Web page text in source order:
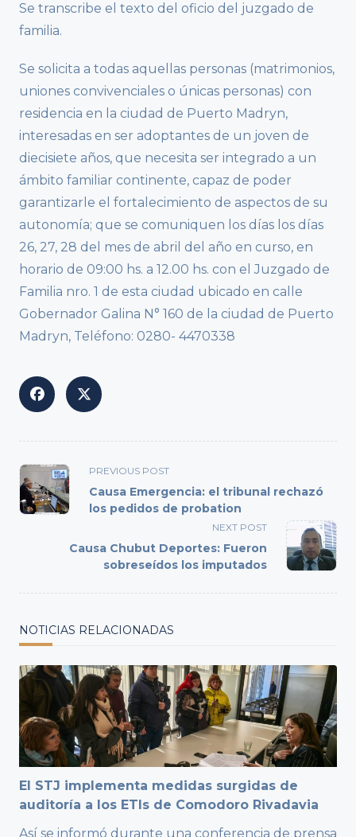
Se transcribe el texto del oficio del juzgado de
familia.
Se solicita a todas aquellas personas (matrimonios,
uniones convivenciales o únicas personas) con
residencia en la ciudad de Puerto Madryn,
interesadas en ser adoptantes de un joven de
diecisiete años, que necesita ser integrado a un
ámbito familiar continente, capaz de poder
garantizarle el fortalecimiento de aspectos de su
autonomía; que se comuniquen los días los días
26, 27, 28 del mes de abril del año en curso, en
horario de 09:00 hs. a 12.00 hs. con el Juzgado de
Familia nro. 1 de esta ciudad ubicado en calle
Gobernador Galina N° 160 de la ciudad de Puerto
Madryn, Teléfono: 0280- 4470338
<span
class="nav-
subtitle
text">Page</span>
PREVIOUS POST
Causa Emergencia: el tribunal rechazó
los pedidos de probation
NEXT POST
Causa Chubut Deportes: Fueron
sobreseídos los imputados
NOTICIAS RELACIONADAS
El STJ implementa medidas surgidas de
auditoría a los ETIs de Comodoro Rivadavia
Así se informó durante una conferencia de prensa